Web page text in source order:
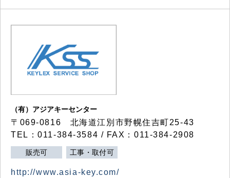
（有）アジアキーセンター
〒069-0816 北海道江別市野幌住吉町25-43
TEL：011-384-3584 / FAX：011-384-2908
販売可 工事・取付可
http://www.asia-key.com/